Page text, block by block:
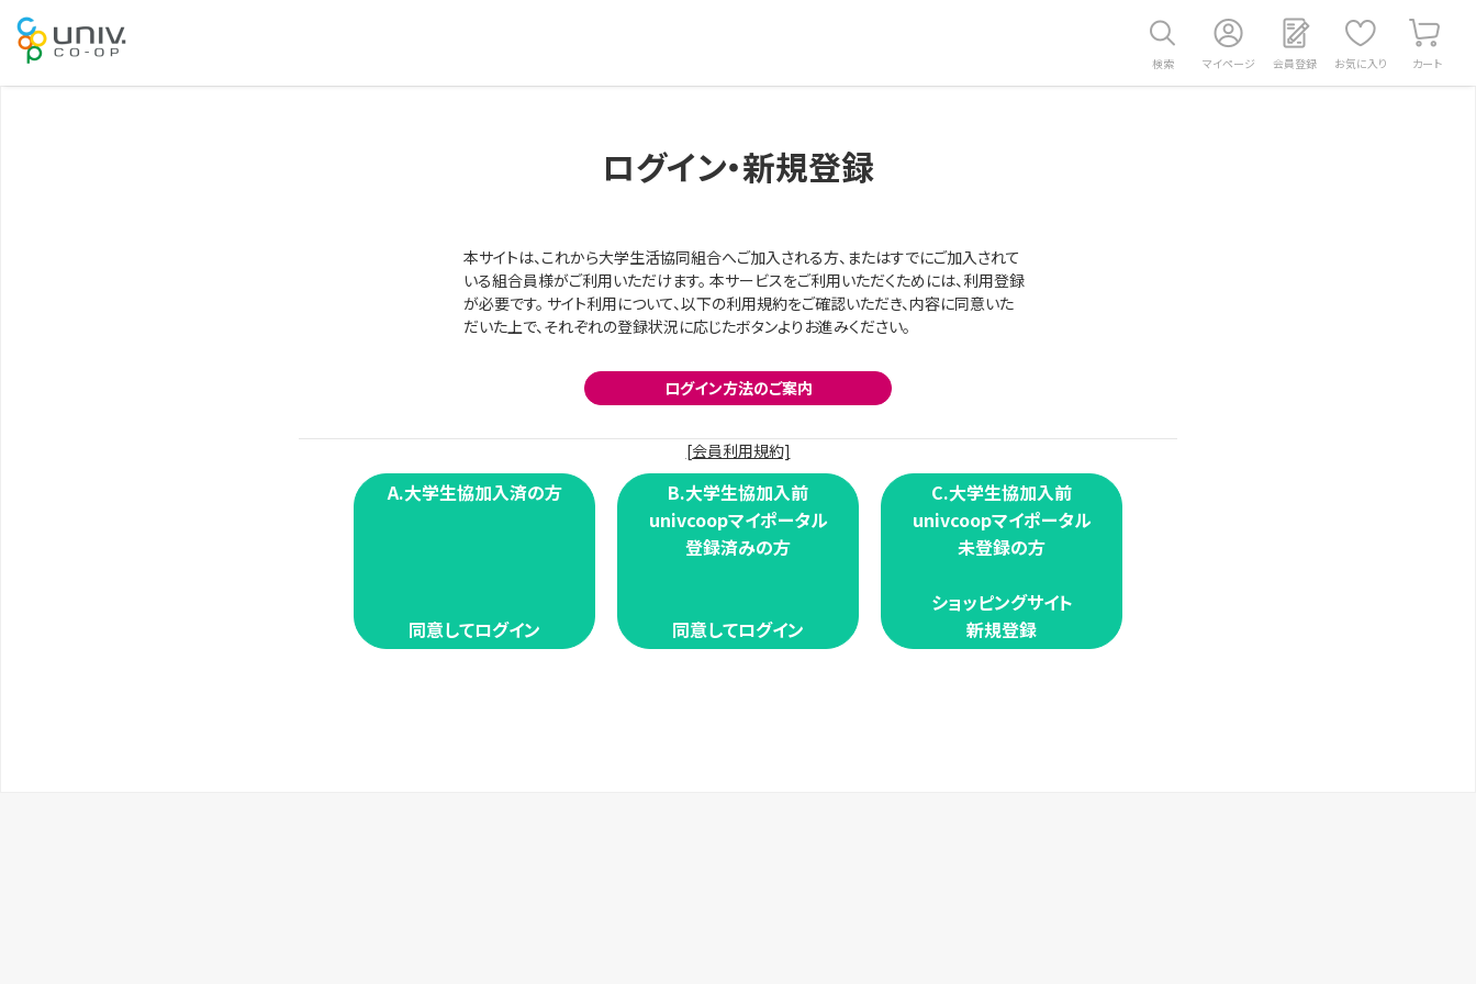
検索 マイページ 会員登録 お気に入り カート
ログイン・新規登録
本サイトは、これから大学生活協同組合へご加入される方、またはすでにご加入されて
いる組合員様がご利用いただけます。 本サービスをご利用いただくためには、利用登録
が必要です。 サイト利用について、以下の利用規約をご確認いただき、内容に同意いた
だいた上で、それぞれの登録状況に応じたボタンよりお進みください。
ログイン方法のご案内
[会員利用規約]
A.大学生協加入済の方
同意してログイン
B.大学生協加入前
univcoopマイポータル
登録済みの方
同意してログイン
C.大学生協加入前
univcoopマイポータル
未登録の方
ショッピングサイト
新規登録